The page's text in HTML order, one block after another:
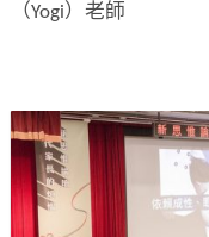
（Yogi）老師